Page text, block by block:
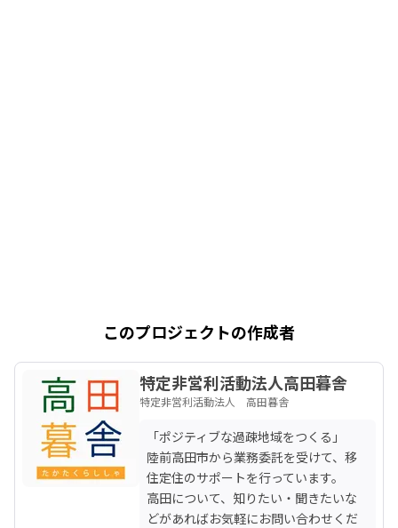
このプロジェクトの作成者
特定非営利活動法人高田暮舎
特定非営利活動法人 高田暮舎
「ポジティブな過疎地域をつくる」
陸前高田市から業務委託を受けて、移
住定住のサポートを行っています。
高田について、知りたい・聞きたいな
どがあればお気軽にお問い合わせくだ